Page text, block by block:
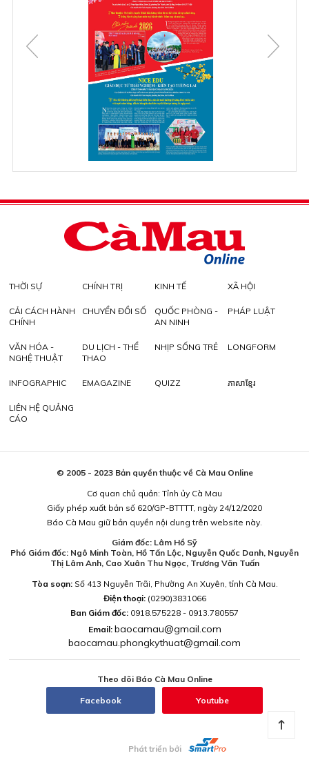
THỜI SỰ CHÍNH TRỊ KINH TẾ XÃ HỘI
CẢI CÁCH HÀNH
CHÍNH
CHUYỂN ĐỔI SỐ
QUỐC PHÒNG -
AN NINH
PHÁP LUẬT
VĂN HÓA -
NGHỆ THUẬT
DU LỊCH - THỂ
THAO
NHỊP SỐNG TRẺ LONGFORM
INFOGRAPHIC EMAGAZINE QUIZZ ភាសាខ្មែរ
LIÊN HỆ QUẢNG
CÁO
© 2005 - 2023 Bản quyền thuộc về Cà Mau Online
Cơ quan chủ quản: Tỉnh ủy Cà Mau
Giấy phép xuất bản số 620/GP-BTTTT, ngày 24/12/2020
Báo Cà Mau giữ bản quyền nội dung trên website này.
Giám đốc: Lâm Hồ Sỹ
Phó Giám đốc: Ngô Minh Toàn, Hồ Tấn Lộc, Nguyễn Quốc Danh, Nguyễn
Thị Lâm Anh, Cao Xuân Thu Ngọc, Trương Văn Tuấn
Tòa soạn:Số 413 Nguyễn Trãi, Phường An Xuyên, tỉnh Cà Mau.
Điện thoại: (0290)3831066
Ban Giám đốc: 0918.575228 - 0913.780557
Email: baocamau@gmail.com
baocamau.phongkythuat@gmail.com
Theo dõi Báo Cà Mau Online
Facebook Youtube
Phát triển bởi